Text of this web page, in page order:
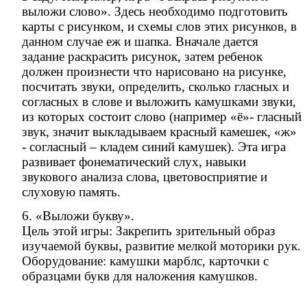
выложи слово». Здесь необходимо подготовить
карты с рисунком, и схемы слов этих рисунков, в
данном случае еж и шапка. Вначале дается
задание раскрасить рисунок, затем ребенок
должен произнести что нарисовано на рисунке,
посчитать звуки, определить, сколько гласных и
согласных в слове и выложить камушками звуки,
из которых состоит слово (например «ё»- гласный
звук, значит выкладываем красный камешек, «ж»
- согласный – кладем синий камушек). Эта игра
развивает фонематический слух, навыки
звукового анализа слова, цветовосприятие и
слуховую память.
6. «Выложи букву».
Цель этой игры: Закрепить зрительный образ
изучаемой буквы, развитие мелкой моторики рук.
Оборудование: камушки марблс, карточки с
образцами букв для наложения камушков.